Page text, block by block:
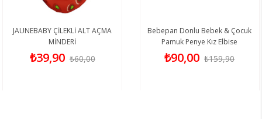
JAUNEBABY ÇİLEKLİ ALT AÇMA
MİNDERİ
₺39,90 ₺60,00
Bebepan Donlu Bebek & Çocuk
Pamuk Penye Kız Elbise
₺90,00 ₺159,90